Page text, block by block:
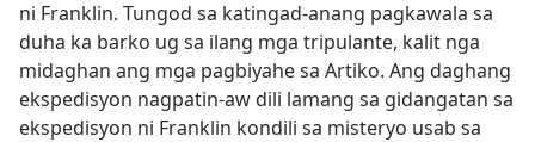
ni Franklin. Tungod sa katingad-anang pagkawala sa
duha ka barko ug sa ilang mga tripulante, kalit nga
midaghan ang mga pagbiyahe sa Artiko. Ang daghang
ekspedisyon nagpatin-aw dili lamang sa gidangatan sa
ekspedisyon ni Franklin kondili sa misteryo usab sa